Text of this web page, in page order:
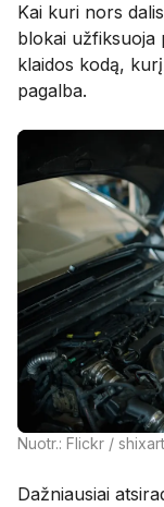
Kai kuri nors
blokai užfiksuoja
klaidos kodą,
pagalba.
Nuotr.: Flickr /
Dažniausiai